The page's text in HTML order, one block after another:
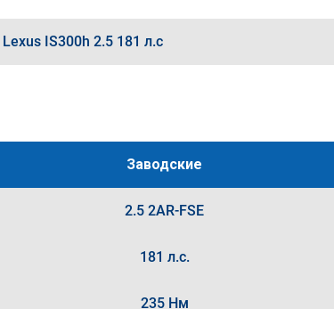
Lexus IS300h 2.5 181 л.с
Заводские
2.5 2AR-FSE
181 л.с.
235 Нм